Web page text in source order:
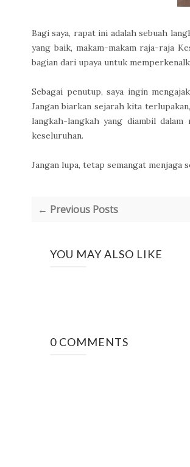
Bagi saya, rapat ini adalah sebuah
yang baik, makam-makam raja-raja
bagian dari upaya untuk
Sebagai penutup, saya ingin
Jangan biarkan sejarah kita
langkah-langkah yang diambil
keseluruhan.
Jangan lupa, tetap semangat menjaga
← Previous Posts
YOU MAY ALSO LIKE
0 COMMENTS